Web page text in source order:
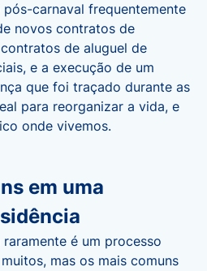
carnaval frequentemente
novos contratos de
de aluguel de
e a execução de um
que foi traçado durante as
para reorganizar a vida, e
onde vivemos.
em uma
raramente é um processo
mas os mais comuns